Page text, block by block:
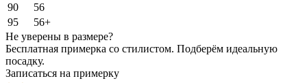
90
56
95
56+
Не уверены в размере?
Бесплатная примерка со стилистом. Подберём идеальную
посадку.
Записаться на примерку